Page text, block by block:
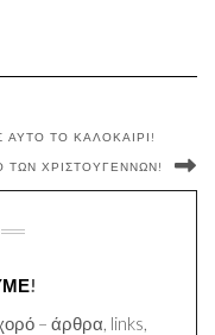
ΑΥΤΌ ΤΟ ΚΑΛΟΚΑΊΡΙ!
ΧΡΙΣΤΟΥΓΈΝΝΩΝ!
!
– άρθρα, links,